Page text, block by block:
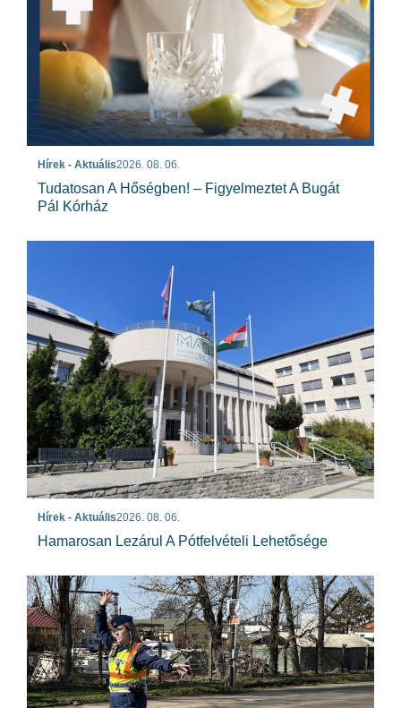
Hírek - Aktuális2026. 08. 06.
Tudatosan A Hőségben! – Figyelmeztet A Bugát
Pál Kórház
Hírek - Aktuális2026. 08. 06.
Hamarosan Lezárul A Pótfelvételi Lehetősége